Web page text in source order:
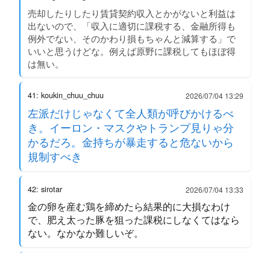
売却したりしたり賃貸契約収入とかがないと利益は
出ないので、「収入に適切に課税する、金融所得も
例外でない、そのかわり損もちゃんと減算する」で
いいと思うけどな。例えば原野に課税してもほぼ得
は無い。
41: koukin_chuu_chuu 2026/07/04 13:29
左派だけじゃなくて全人類が呼びかけるべ
き。イーロン・マスクやトランプ見りゃ分
かるだろ。金持ちが暴走すると危ないから
規制すべき
42: sirotar 2026/07/04 13:33
金の卵を産む鶏を締めたら結果的に大損なわけ
で、肥え太った豚を狙った課税にしなくてはなら
ない。なかなか難しいぞ。